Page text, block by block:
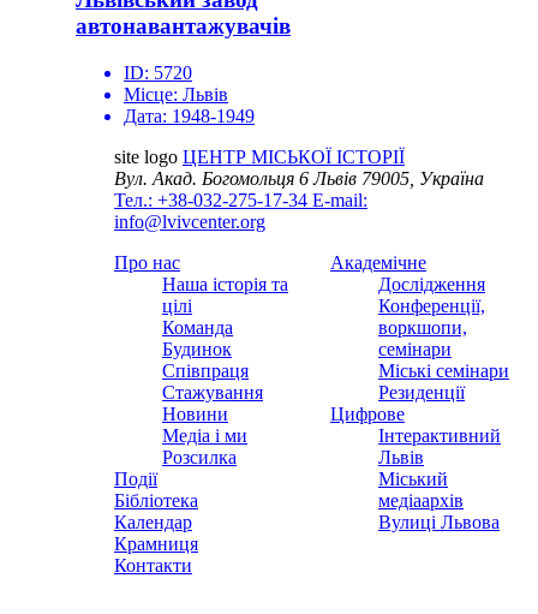
автонавантажувачів
ID: 5720
Місце: Львів
Дата: 1948-1949
site logo ЦЕНТР МІСЬКОЇ ІСТОРІЇ
Вул. Акад. Богомольця 6Львів 79005, Україна
Тел.: +38-032-275-17-34 E-mail:
info@lvivcenter.org
Про нас
Наша історія та
цілі
Команда
Будинок
Співпраця
Стажування
Новини
Медіа і ми
Розсилка
Події
Бібліотека
Календар
Крамниця
Контакти
Академічне
Дослідження
Конференції,
воркшопи,
семінари
Міські семінари
Резиденції
Цифрове
Інтерактивний
Львів
Міський
медіаархів
Вулиці Львова